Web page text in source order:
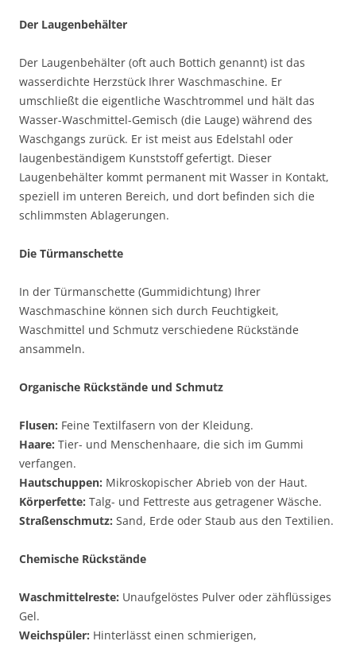
Der Laugenbehälter
Der Laugenbehälter (oft auch Bottich genannt) ist das
wasserdichte Herzstück Ihrer Waschmaschine. Er
umschließt die eigentliche Waschtrommel und hält das
Wasser-Waschmittel-Gemisch (die Lauge) während des
Waschgangs zurück. Er ist meist aus Edelstahl oder
laugenbeständigem Kunststoff gefertigt. Dieser
Laugenbehälter kommt permanent mit Wasser in Kontakt,
speziell im unteren Bereich, und dort befinden sich die
schlimmsten Ablagerungen.
Die Türmanschette
In der Türmanschette (Gummidichtung) Ihrer
Waschmaschine können sich durch Feuchtigkeit,
Waschmittel und Schmutz verschiedene Rückstände
ansammeln.
Organische Rückstände und Schmutz
Flusen: Feine Textilfasern von der Kleidung.
Haare: Tier- und Menschenhaare, die sich im Gummi
verfangen.
Hautschuppen: Mikroskopischer Abrieb von der Haut.
Körperfette: Talg- und Fettreste aus getragener Wäsche.
Straßenschmutz: Sand, Erde oder Staub aus den Textilien.
Chemische Rückstände
Waschmittelreste: Unaufgelöstes Pulver oder zähflüssiges
Gel.
Weichspüler: Hinterlässt einen schmierigen,